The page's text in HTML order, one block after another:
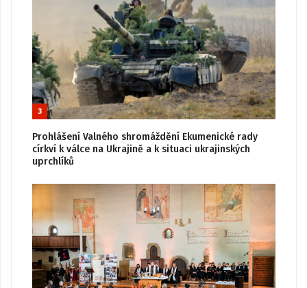
3
Prohlášení Valného shromáždění Ekumenické rady
církví k válce na Ukrajině a k situaci ukrajinských
uprchlíků